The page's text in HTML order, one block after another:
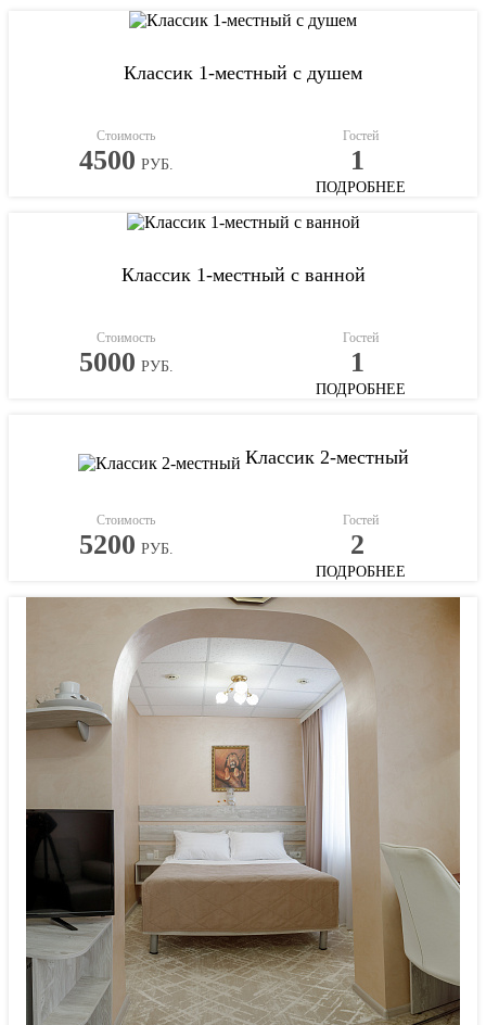
Классик 1-местный с душем
Стоимость
4500 РУБ.
Гостей
1
ПОДРОБНЕЕ
Классик 1-местный с ванной
Стоимость
5000 РУБ.
Гостей
1
ПОДРОБНЕЕ
Классик 2-местный
Стоимость
5200 РУБ.
Гостей
2
ПОДРОБНЕЕ